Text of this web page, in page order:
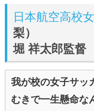
日本航空高校
梨）
堀 祥太郎監督
我が校の女子サッ
むきで一生懸命な